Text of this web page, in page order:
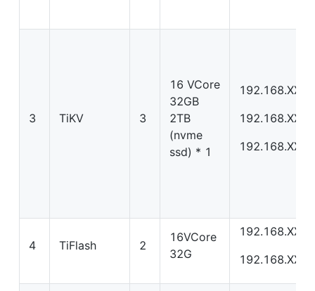
3 TiKV 3
16 VCore
32GB
2TB
(nvme
ssd) * 1
4 TiFlash 2
16VCore
32G